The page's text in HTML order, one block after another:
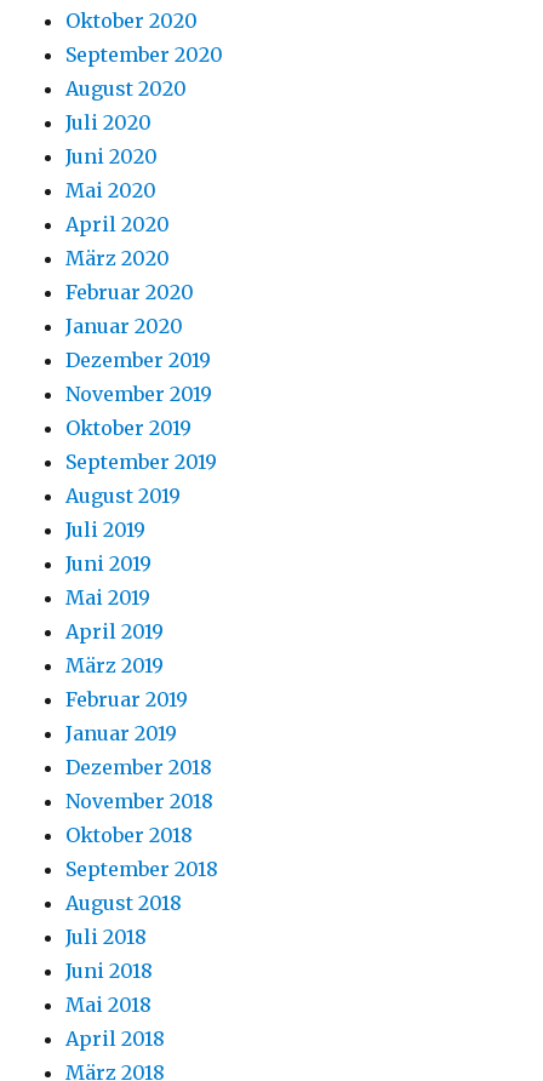
Oktober 2020
September 2020
August 2020
Juli 2020
Juni 2020
Mai 2020
April 2020
März 2020
Februar 2020
Januar 2020
Dezember 2019
November 2019
Oktober 2019
September 2019
August 2019
Juli 2019
Juni 2019
Mai 2019
April 2019
März 2019
Februar 2019
Januar 2019
Dezember 2018
November 2018
Oktober 2018
September 2018
August 2018
Juli 2018
Juni 2018
Mai 2018
April 2018
März 2018